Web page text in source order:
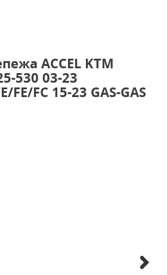
ACCEL KTM
530 03-23
FE/FC 15-23 GAS-GAS